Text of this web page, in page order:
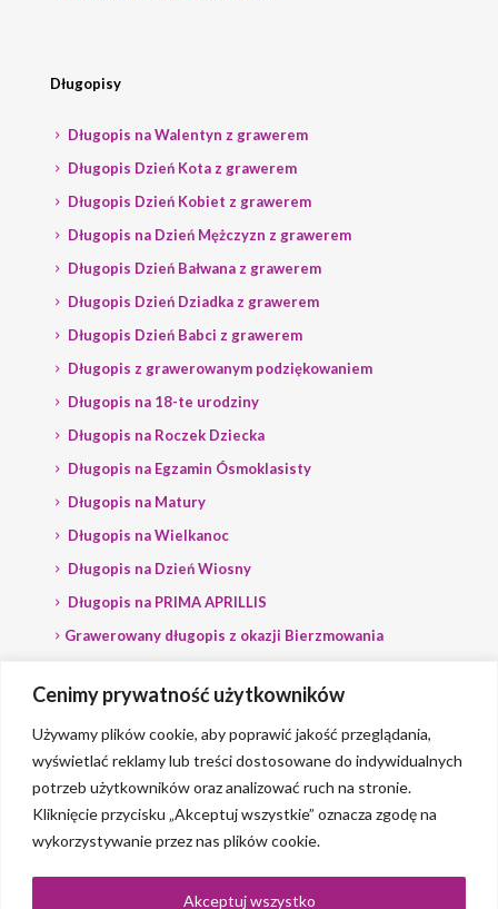
Cenimy prywatność użytkowników
Używamy plików cookie, aby poprawić jakość przeglądania,
wyświetlać reklamy lub treści dostosowane do indywidualnych
potrzeb użytkowników oraz analizować ruch na stronie.
Kliknięcie przycisku „Akceptuj wszystkie” oznacza zgodę na
wykorzystywanie przez nas plików cookie.
Akceptuj wszystko
Długopisy
Długopis na Walentyn z grawerem
Długopis Dzień Kota z grawerem
Długopis Dzień Kobiet z grawerem
Długopis na Dzień Mężczyzn z grawerem
Długopis Dzień Bałwana z grawerem
Długopis Dzień Dziadka z grawerem
Długopis Dzień Babci z grawerem
Długopis z grawerowanym podziękowaniem
Długopis na 18-te urodziny
Długopis na Roczek Dziecka
Długopis na Egzamin Ósmoklasisty
Długopis na Matury
Długopis na Wielkanoc
Długopis na Dzień Wiosny
Długopis na PRIMA APRILLIS
Grawerowany długopis z okazji Bierzmowania
Grawerowany długopis dla Polityka
© 2023 Grawerlik |2QBS